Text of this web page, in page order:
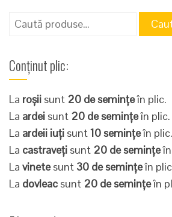
Caută
Conținut plic:
La roșii sunt 20 de semințeîn plic.
La ardei sunt 20 de semințeîn plic.
La ardeii iuți sunt10 semințeîn plic.
La castraveți sunt 20 de semințeîn
La vinetesunt 30 de semințeîn
La dovleac sunt 20 de semințeîn